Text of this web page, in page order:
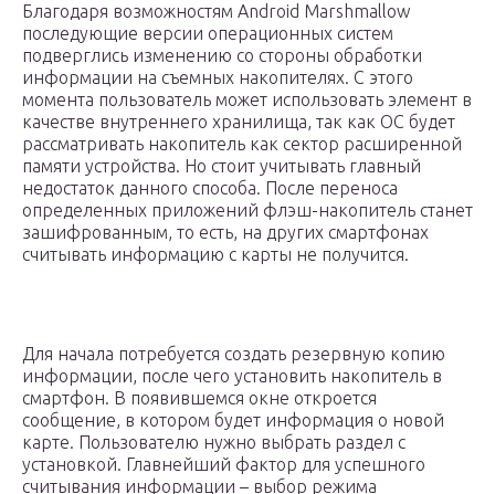
Благодаря возможностям Android Marshmallow
последующие версии операционных систем
подверглись изменению со стороны обработки
информации на съемных накопителях. С этого
момента пользователь может использовать элемент в
качестве внутреннего хранилища, так как ОС будет
рассматривать накопитель как сектор расширенной
памяти устройства. Но стоит учитывать главный
недостаток данного способа. После переноса
определенных приложений флэш-накопитель станет
зашифрованным, то есть, на других смартфонах
считывать информацию с карты не получится.
Для начала потребуется создать резервную копию
информации, после чего установить накопитель в
смартфон. В появившемся окне откроется
сообщение, в котором будет информация о новой
карте. Пользователю нужно выбрать раздел с
установкой. Главнейший фактор для успешного
считывания информации – выбор режима